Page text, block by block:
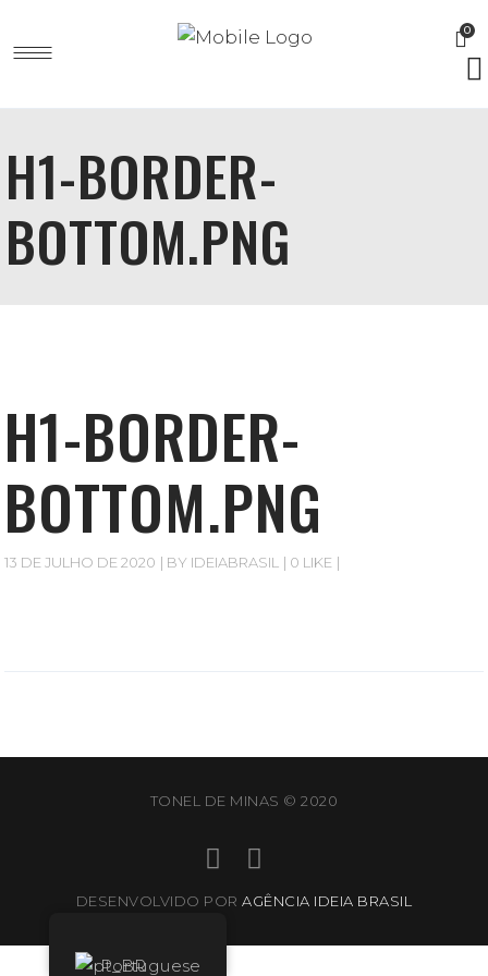
0
H1-BORDER-
BOTTOM.PNG
H1-BORDER-
BOTTOM.PNG
13 DE JULHO DE 2020 BY IDEIABRASIL 0 LIKE
TONEL DE MINAS © 2020
DESENVOLVIDO PORAGÊNCIA IDEIA BRASIL
Portuguese